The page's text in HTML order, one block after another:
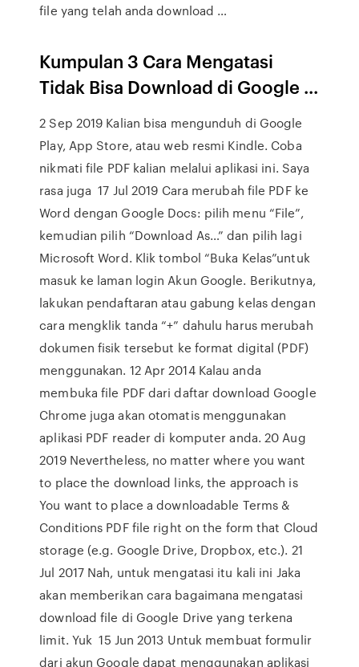
file yang telah anda download …
Kumpulan 3 Cara Mengatasi
Tidak Bisa Download di Google ...
2 Sep 2019 Kalian bisa mengunduh di Google
Play, App Store, atau web resmi Kindle. Coba
nikmati file PDF kalian melalui aplikasi ini. Saya
rasa juga 17 Jul 2019 Cara merubah file PDF ke
Word dengan Google Docs: pilih menu “File”,
kemudian pilih “Download As…” dan pilih lagi
Microsoft Word. Klik tombol “Buka Kelas”untuk
masuk ke laman login Akun Google. Berikutnya,
lakukan pendaftaran atau gabung kelas dengan
cara mengklik tanda “+” dahulu harus merubah
dokumen fisik tersebut ke format digital (PDF)
menggunakan. 12 Apr 2014 Kalau anda
membuka file PDF dari daftar download Google
Chrome juga akan otomatis menggunakan
aplikasi PDF reader di komputer anda. 20 Aug
2019 Nevertheless, no matter where you want
to place the download links, the approach is
You want to place a downloadable Terms &
Conditions PDF file right on the form that Cloud
storage (e.g. Google Drive, Dropbox, etc.). 21
Jul 2017 Nah, untuk mengatasi itu kali ini Jaka
akan memberikan cara bagaimana mengatasi
download file di Google Drive yang terkena
limit. Yuk 15 Jun 2013 Untuk membuat formulir
dari akun Google dapat menggunakan aplikasi